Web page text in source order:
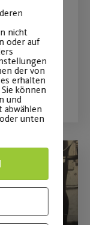
von
nicht
oder auf
der von
erhalten
können
und
abwählen
unten